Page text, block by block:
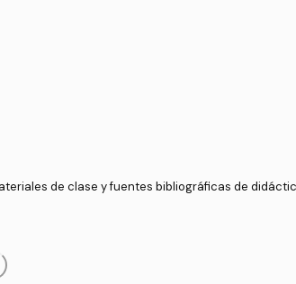
de clase y fuentes bibliográficas de